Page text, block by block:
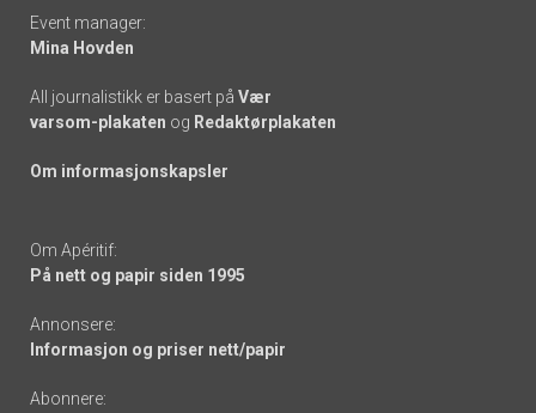
Event manager:
Mina Hovden
All journalistikk er basert på Vær
varsom-plakaten og Redaktørplakaten
Om informasjonskapsler
Om Apéritif:
På nett og papir siden 1995
Annonsere:
Informasjon og priser nett/papir
Abonnere: